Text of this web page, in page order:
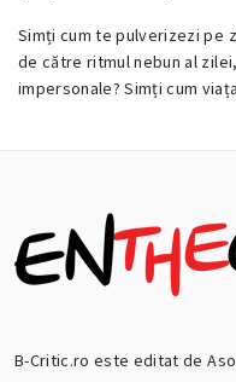
9
DECEMBRIE
Simți cum te pulverizezi pe
de către ritmul nebun al
impersonale? Simți cum
B-Critic.ro este editat de